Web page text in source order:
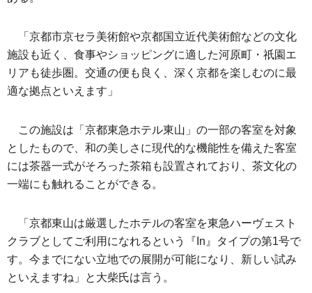
「京都市京セラ美術館や京都国立近代美術館などの文化
施設も近く、食事やショッピングに適した河原町・祇園エ
リアも徒歩圏。交通の便も良く、深く京都を楽しむのに最
適な拠点といえます」
この施設は「京都東急ホテル東山」の一部の客室を対象
としたもので、和の美しさに現代的な機能性を備えた客室
には茶器一式がそろった茶箱も設置されており、茶文化の
一端にも触れることができる。
「京都東山は厳選したホテルの客室を東急ハーヴェスト
クラブとしてご利用になれるという『In』タイプの第1号で
す。今までにない立地での展開が可能になり、新しい試み
といえますね」と大柴氏は言う。